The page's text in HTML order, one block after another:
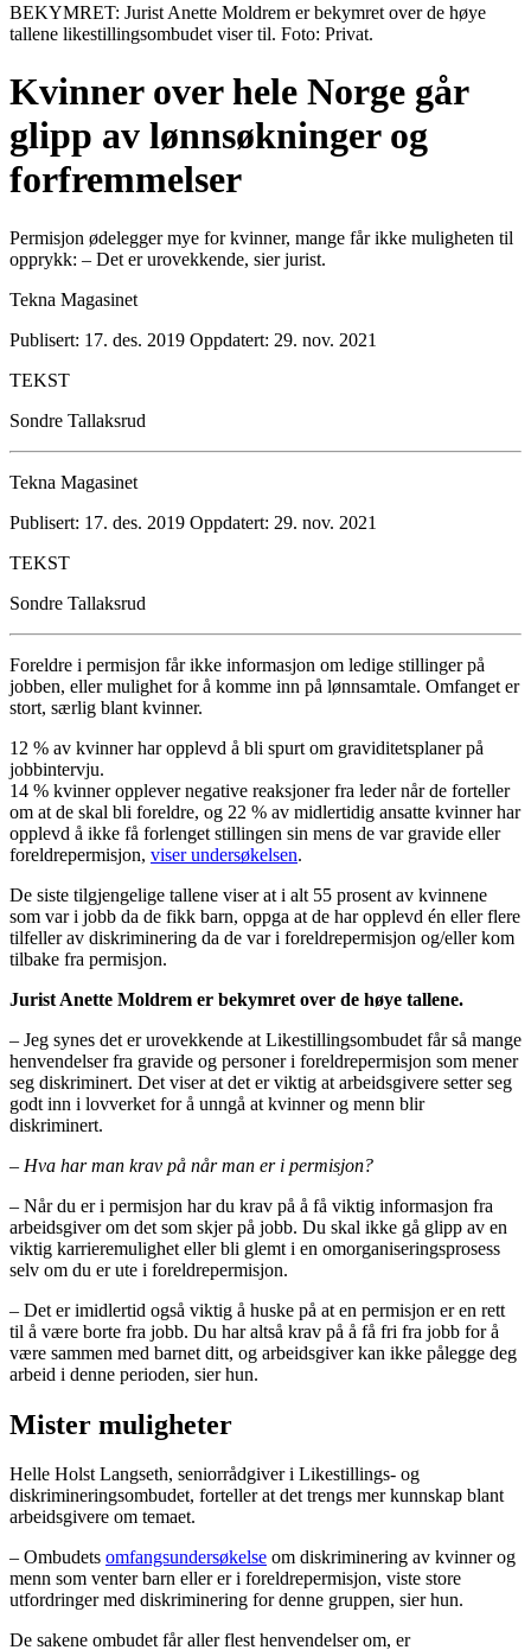
BEKYMRET: Jurist Anette Moldrem er bekymret over de høye
tallene likestillingsombudet viser til. Foto: Privat.
Kvinner over hele Norge går
glipp av lønnsøkninger og
forfremmelser
Permisjon ødelegger mye for kvinner, mange får ikke muligheten til
opprykk: – Det er urovekkende, sier jurist.
Tekna Magasinet
Publisert: 17. des. 2019 Oppdatert: 29. nov. 2021
TEKST
Sondre Tallaksrud
Tekna Magasinet
Publisert: 17. des. 2019 Oppdatert: 29. nov. 2021
TEKST
Sondre Tallaksrud
Foreldre i permisjon får ikke informasjon om ledige stillinger på
jobben, eller mulighet for å komme inn på lønnsamtale. Omfanget er
stort, særlig blant kvinner.
12 % av kvinner har opplevd å bli spurt om graviditetsplaner på
jobbintervju.
14 % kvinner opplever negative reaksjoner fra leder når de forteller
om at de skal bli foreldre, og 22 % av midlertidig ansatte kvinner har
opplevd å ikke få forlenget stillingen sin mens de var gravide eller
foreldrepermisjon, viser undersøkelsen.
De siste tilgjengelige tallene viser at i alt 55 prosent av kvinnene
som var i jobb da de fikk barn, oppga at de har opplevd én eller flere
tilfeller av diskriminering da de var i foreldrepermisjon og/eller kom
tilbake fra permisjon.
Jurist Anette Moldrem er bekymret over de høye tallene.
– Jeg synes det er urovekkende at Likestillingsombudet får så mange
henvendelser fra gravide og personer i foreldrepermisjon som mener
seg diskriminert. Det viser at det er viktig at arbeidsgivere setter seg
godt inn i lovverket for å unngå at kvinner og menn blir
diskriminert.
– Hva har man krav på når man er i permisjon?
– Når du er i permisjon har du krav på å få viktig informasjon fra
arbeidsgiver om det som skjer på jobb. Du skal ikke gå glipp av en
viktig karrieremulighet eller bli glemt i en omorganiseringsprosess
selv om du er ute i foreldrepermisjon.
– Det er imidlertid også viktig å huske på at en permisjon er en rett
til å være borte fra jobb. Du har altså krav på å få fri fra jobb for å
være sammen med barnet ditt, og arbeidsgiver kan ikke pålegge deg
arbeid i denne perioden, sier hun.
Mister muligheter
Helle Holst Langseth, seniorrådgiver i Likestillings- og
diskrimineringsombudet, forteller at det trengs mer kunnskap blant
arbeidsgivere om temaet.
– Ombudets omfangsundersøkelse om diskriminering av kvinner og
menn som venter barn eller er i foreldrepermisjon, viste store
utfordringer med diskriminering for denne gruppen, sier hun.
De sakene ombudet får aller flest henvendelser om, er